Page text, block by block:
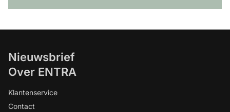
Nieuwsbrief
Over ENTRA
Klantenservice
Contact